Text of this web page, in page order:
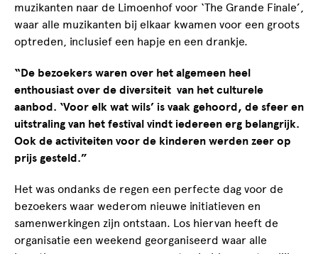
muzikanten naar de Limoenhof voor ‘The Grande Finale’,
waar alle muzikanten bij elkaar kwamen voor een groots
optreden, inclusief een hapje en een drankje.
“De bezoekers waren over het algemeen heel
enthousiast over de diversiteit van het culturele
aanbod. ‘Voor elk wat wils’ is vaak gehoord, de sfeer en
uitstraling van het festival vindt iedereen erg belangrijk.
Ook de activiteiten voor de kinderen werden zeer op
prijs gesteld.”
Het was ondanks de regen een perfecte dag voor de
bezoekers waar wederom nieuwe initiatieven en
samenwerkingen zijn ontstaan. Los hiervan heeft de
organisatie een weekend georganiseerd waar alle